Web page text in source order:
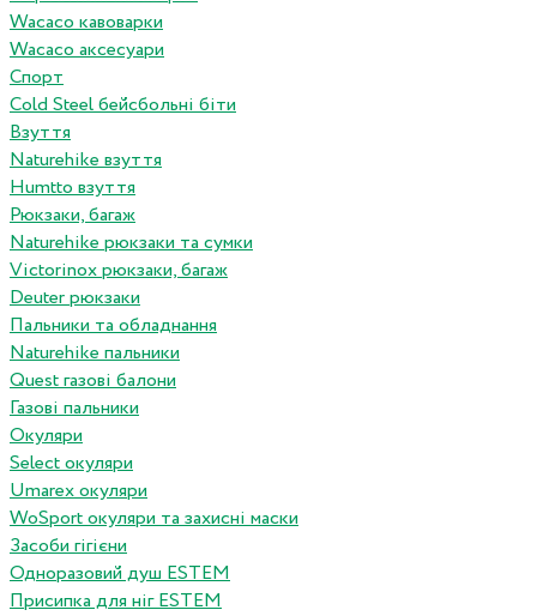
Wacaco кавоварки
Wacaco аксесуари
Спорт
Cold Steel бейсбольні біти
Взуття
Naturehike взуття
Humtto взуття
Рюкзаки, багаж
Naturehike рюкзаки та сумки
Victorinox рюкзаки, багаж
Deuter рюкзаки
Пальники та обладнання
Naturehike пальники
Quest газові балони
Газові пальники
Окуляри
Select окуляри
Umarex окуляри
WoSport окуляри та захисні маски
Засоби гігієни
Одноразовий душ ESTEM
Присипка для ніг ESTEM